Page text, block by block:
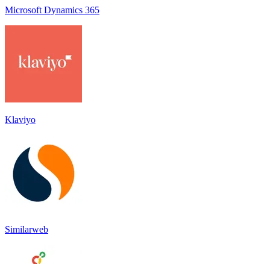
Microsoft Dynamics 365
Klaviyo
Similarweb